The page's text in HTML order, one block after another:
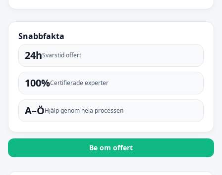
Snabbfakta
24hSvarstid offert
100%Certifierade experter
A–ÖHjälp genom hela processen
Be om offert